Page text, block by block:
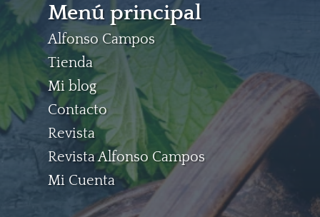
Menú principal
Alfonso Campos
Tienda
Mi blog
Contacto
Revista
Revista Alfonso Campos
Mi Cuenta